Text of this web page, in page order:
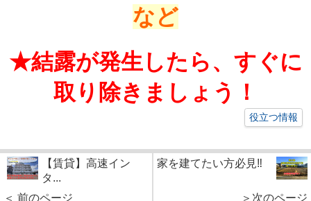
など
★結露が発生したら、すぐに
取り除きましょう！
役立つ情報
【賃貸】高速イン
タ...
＜ 前のページ
家を建てたい方必見‼
＞次のページ